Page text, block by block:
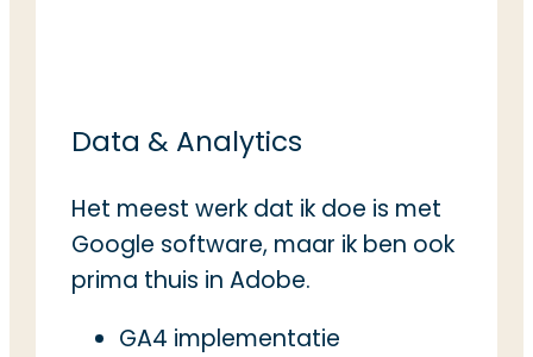
Data & Analytics
Het meest werk dat ik doe is met
Google software, maar ik ben ook
prima thuis in Adobe.
GA4 implementatie